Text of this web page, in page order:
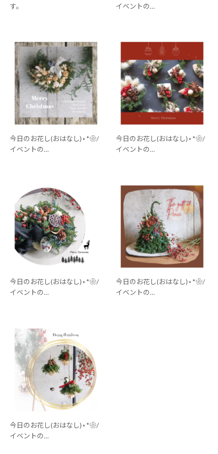
す。
イベントの…
今日のお花し(おはなし)⋆*❀/
イベントの…
今日のお花し(おはなし)⋆*❀/
イベントの…
今日のお花し(おはなし)⋆*❀/
イベントの…
今日のお花し(おはなし)⋆*❀/
イベントの…
今日のお花し(おはなし)⋆*❀/
イベントの…